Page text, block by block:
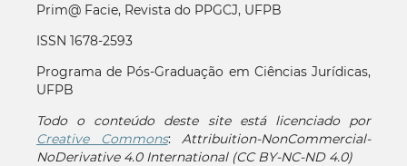
Prim@ Facie, Revista do PPGCJ, UFPB
ISSN 1678-2593
Programa de Pós-Graduação em Ciências Jurídicas,
UFPB
Todo o conteúdo deste site está licenciado por
Creative Commons:Attribuition-NonCommercial-
NoDerivative 4.0 International (CC BY-NC-ND 4.0)